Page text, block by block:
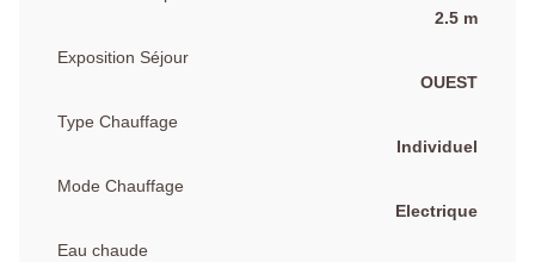
2.5 m
Exposition Séjour
OUEST
Type Chauffage
Individuel
Mode Chauffage
Electrique
Eau chaude